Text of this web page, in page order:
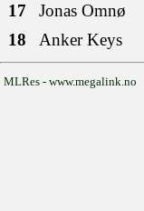
17
Jonas Omnø
18
Anker Keys
MLRes - www.megalink.no